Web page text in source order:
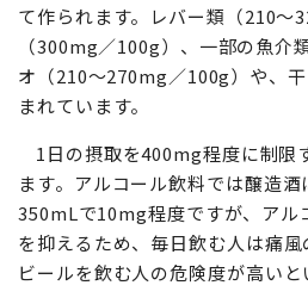
て作られます。レバー類（210〜
（300mg／100g）、一部の魚介
オ（210〜270mg／100g）や、
まれています。
1日の摂取を400mg程度に制限
ます。アルコール飲料では醸造
350mLで10mg程度ですが、アル
を抑えるため、毎日飲む人は痛
ビールを飲む人の危険度が高いと